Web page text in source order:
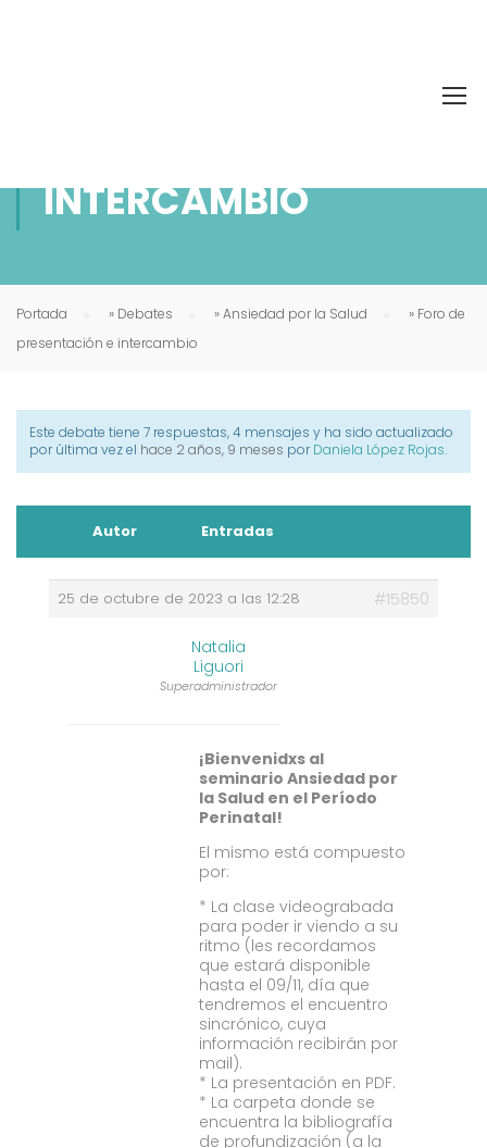
INTERCAMBIO
Portada » Debates »Ansiedad por la Salud » Foro de
presentación e intercambio
Este debate tiene 7 respuestas, 4 mensajes y ha sido actualizado
por última vez el hace 2 años, 9 meses porDaniela López Rojas.
Autor Entradas
25 de octubre de 2023 a las 12:28 #15850
Natalia
Liguori
Superadministrador
¡Bienvenidxs al
seminario Ansiedad por
la Salud en el Período
Perinatal!
El mismo está compuesto
por:
* La clase videograbada
para poder ir viendo a su
ritmo (les recordamos
que estará disponible
hasta el 09/11, día que
tendremos el encuentro
sincrónico, cuya
información recibirán por
mail).
* La presentación en PDF.
* La carpeta donde se
encuentra la bibliografía
de profundización (a la